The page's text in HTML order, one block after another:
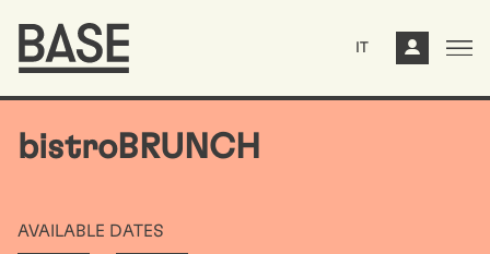
IT
bistroBRUNCH
AVAILABLE DATES